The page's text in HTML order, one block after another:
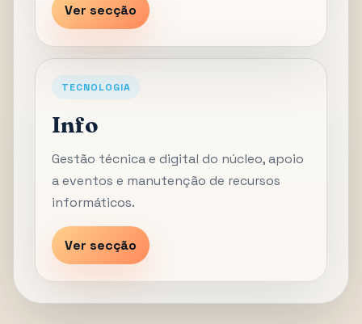
Ver secção
TECNOLOGIA
Info
Gestão técnica e digital do núcleo, apoio
a eventos e manutenção de recursos
informáticos.
Ver secção